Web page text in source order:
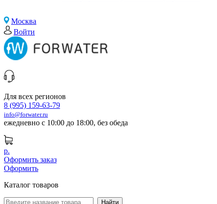
Москва
Войти
Для всех регионов
8 (995) 159-63-79
info@forwater.ru
ежедневно с 10:00 до 18:00, без обеда
р.
Оформить заказ
Оформить
Каталог товаров